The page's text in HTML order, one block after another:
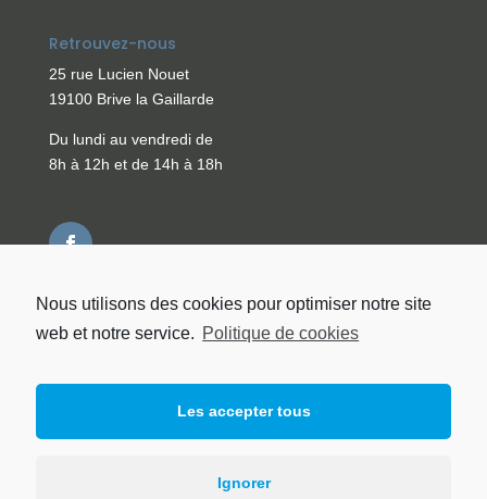
Nous utilisons des cookies pour optimiser notre site
web et notre service. Politique de cookies
Les accepter tous
Ignorer
Retrouvez-nous
25 rue Lucien Nouet
19100 Brive la Gaillarde
Du lundi au vendredi de
8h à 12h et de 14h à 18h